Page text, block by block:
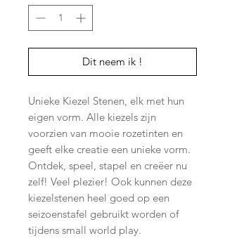
Dit neem ik !
Unieke Kiezel Stenen, elk met hun
eigen vorm. Alle kiezels zijn
voorzien van mooie rozetinten en
geeft elke creatie een unieke vorm.
Ontdek, speel, stapel en creëer nu
zelf! Veel plezier! Ook kunnen deze
kiezelstenen heel goed op een
seizoenstafel gebruikt worden of
tijdens small world play.